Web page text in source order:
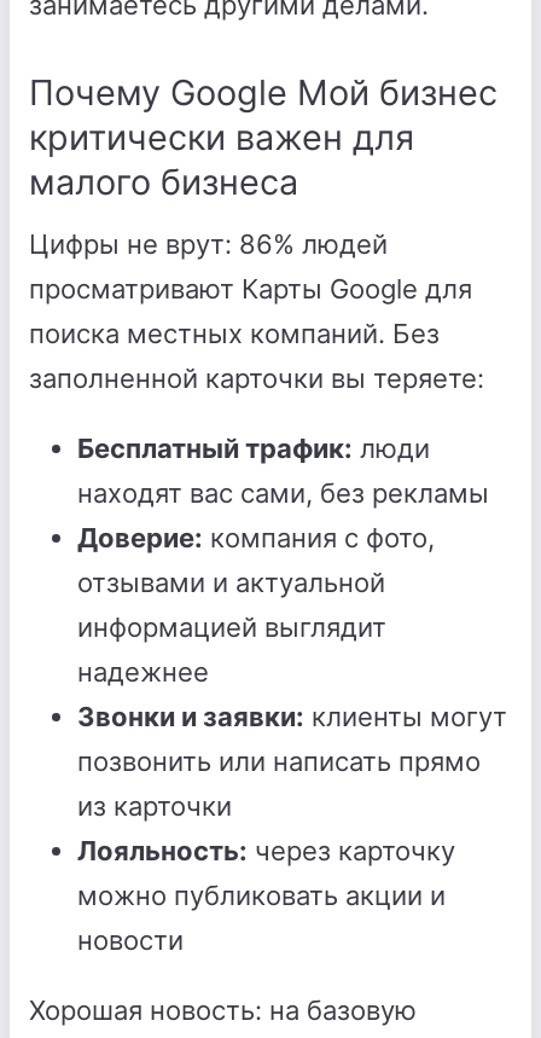
Почему Google Мой бизнес
критически важен для
малого бизнеса
Цифры не врут: 86% людей
просматривают Карты Google для
поиска местных компаний. Без
заполненной карточки вы теряете:
Бесплатный трафик: люди
находят вас сами, без рекламы
Доверие: компания с фото,
отзывами и актуальной
информацией выглядит
надежнее
Звонки и заявки: клиенты могут
позвонить или написать прямо
из карточки
Лояльность: через карточку
можно публиковать акции и
новости
Хорошая новость: на базовую